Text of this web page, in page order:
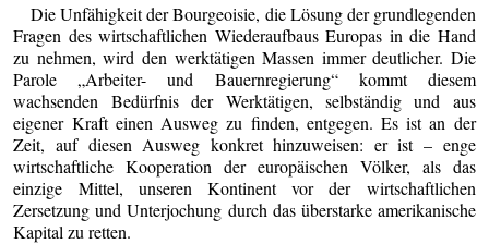
Die Unfähigkeit der Bourgeoisie, die Lösung der grundlegenden
Fragen des wirtschaftlichen Wiederaufbaus Europas in die Hand
zu nehmen, wird den werktätigen Massen immer deutlicher. Die
Parole „Arbeiter- und Bauernregierung“ kommt diesem
wachsenden Bedürfnis der Werktätigen, selbständig und aus
eigener Kraft einen Ausweg zu finden, entgegen. Es ist an der
Zeit, auf diesen Ausweg konkret hinzuweisen: er ist – enge
wirtschaftliche Kooperation der europäischen Völker, als das
einzige Mittel, unseren Kontinent vor der wirtschaftlichen
Zersetzung und Unterjochung durch das überstarke amerikanische
Kapital zu retten.